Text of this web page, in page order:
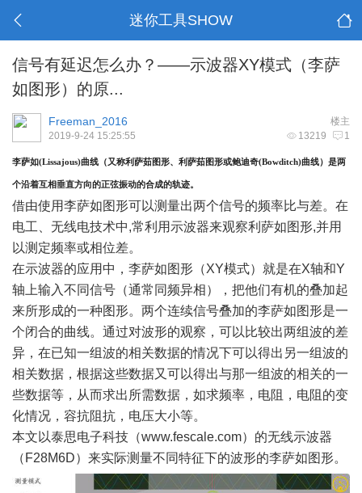
迷你工具SHOW
信号有延迟怎么办？——示波器XY模式（李萨
如图形）的原...
楼主
Freeman_2016
13219 1
2019-9-24 15:25:55
李萨如(Lissajous)曲线（又称利萨茹图形、利萨茹图形或鲍迪奇(Bowditch)曲线）是两
个沿着互相垂直方向的正弦振动的合成的轨迹。
借由使用李萨如图形可以测量出两个信号的频率比与差。在
电工、无线电技术中,常利用示波器来观察利萨如图形,并用
以测定频率或相位差。
在示波器的应用中，李萨如图形（XY模式）就是在X轴和Y
轴上输入不同信号（通常同频异相），把他们有机的叠加起
来所形成的一种图形。两个连续信号叠加的李萨如图形是一
个闭合的曲线。通过对波形的观察，可以比较出两组波的差
异，在已知一组波的相关数据的情况下可以得出另一组波的
相关数据，根据这些数据又可以得出与那一组波的相关的一
些数据等，从而求出所需数据，如求频率，电阻，电阻的变
化情况，容抗阻抗，电压大小等。
本文以泰思电子科技（www.fescale.com）的无线示波器
（F28M6D）来实际测量不同特征下的波形的李萨如图形。